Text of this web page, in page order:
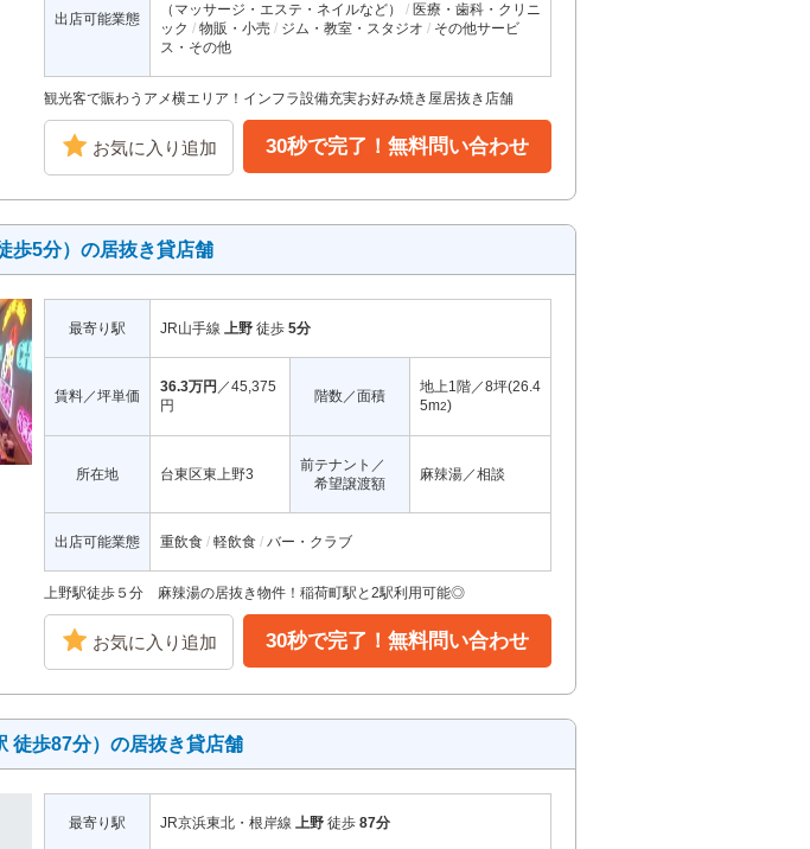
出店可能業態
（マッサージ・エステ・ネイルなど）
医療・歯科・クリニ
ック
物販・小売 ジム・教室・スタジオ
その他サービ
ス・その他
観光客で賑わうアメ横エリア！インフラ設備充実お好み焼き屋居抜き店舗
お気に入り追加 30秒で完了！無料問い合わせ
歩5分）の居抜き貸店舗
最寄り駅 JR山手線 上野 徒歩 5分
賃料／坪単価
36.3万円 ／45,375
円
階数／面積
地上1階／8坪(26.4
5m2)
所在地 台東区東上野3
前テナント／
希望譲渡額
麻辣湯／相談
出店可能業態 重飲食 軽飲食 バー・クラブ
上野駅徒歩５分 麻辣湯の居抜き物件！稲荷町駅と2駅利用可能◎
お気に入り追加 30秒で完了！無料問い合わせ
徒歩87分）の居抜き貸店舗
最寄り駅 JR京浜東北・根岸線 上野 徒歩 87分